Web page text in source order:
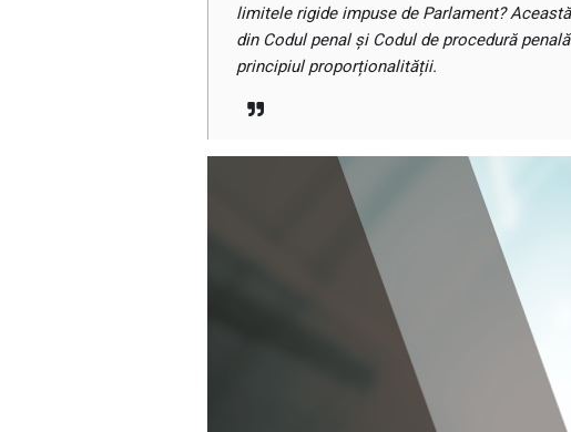
limitele rigide impuse de Parlament?
din Codul penal și Codul de procedură
principiul proporționalității.